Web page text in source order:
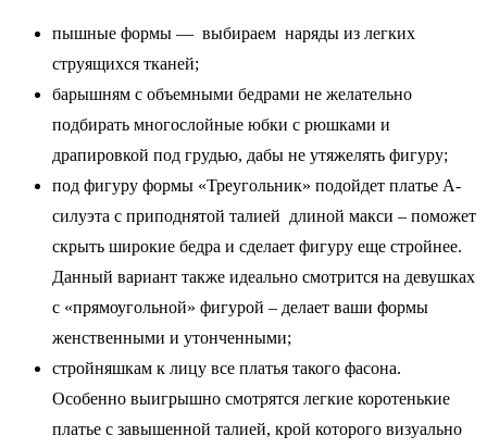
пышные формы — выбираем наряды из легких
струящихся тканей;
барышням с объемными бедрами не желательно
подбирать многослойные юбки с рюшками и
драпировкой под грудью, дабы не утяжелять фигуру;
под фигуру формы «Треугольник» подойдет платье А-
силуэта с приподнятой талией длиной макси – поможет
скрыть широкие бедра и сделает фигуру еще стройнее.
Данный вариант также идеально смотрится на девушках
с «прямоугольной» фигурой – делает ваши формы
женственными и утонченными;
стройняшкам к лицу все платья такого фасона.
Особенно выигрышно смотрятся легкие коротенькие
платье с завышенной талией, крой которого визуально